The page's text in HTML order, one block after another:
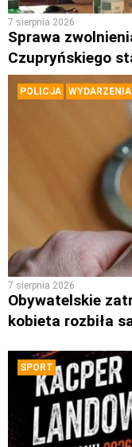
7 sierpnia 2026
Sprawa
Czupryńskiego
POLICJA WYDARZENIA
7 sierpnia 2026
Obywatelskie
kobieta rozbiła
SPORT